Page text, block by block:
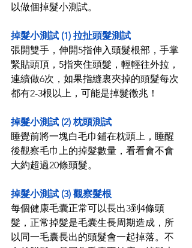
以做個掉髮小測試。
掉髮小測試 (1) 拉扯頭髮測試
張開雙手，伸開5指伸入頭髮根部，手掌
緊貼頭頂，5指夾住頭髮，輕輕往外拉，
連續做6次，如果指縫裏夾掉的頭髮每次
都有2-3根以上，可能是掉髮徵兆！
掉髮小測試 (2) 枕頭測試
睡覺前將一塊白毛巾鋪在枕頭上，睡醒
後觀察毛巾上的掉髮數量，看看會不會
大約超過20條頭髮。
掉髮小測試 (3) 觀察髮根
每個健康毛囊正常可以長出3到4條頭
髮，正常掉髮是毛囊生長周期造成，所
以同一毛囊長出的頭髮會一起掉落。不